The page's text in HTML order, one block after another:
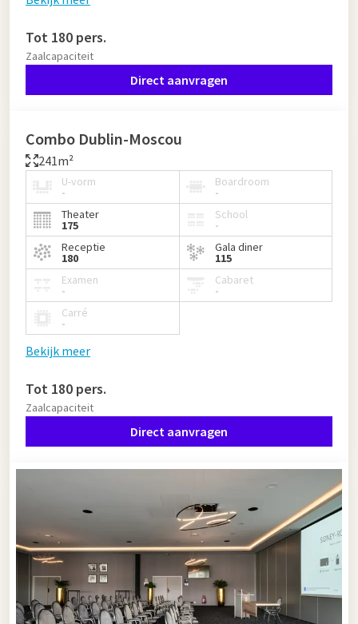
Tot 180 pers.
Zaalcapaciteit
Direct aanvragen
Combo Dublin-Moscou
241m²
U-vorm
-
Boardroom
-
Theater
175
School
-
Receptie
180
Gala diner
115
Examen
-
Cabaret
-
Carré
-
Bekijk meer
Tot 180 pers.
Zaalcapaciteit
Direct aanvragen